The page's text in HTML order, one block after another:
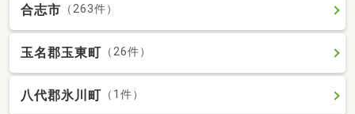
合志市 （263件）
玉名郡玉東町 （26件）
八代郡氷川町 （1件）